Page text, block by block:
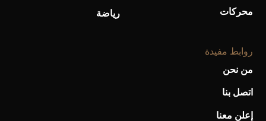
محركات رياضة
روابط مفيدة
من نحن
اتصل بنا
إعلن معنا